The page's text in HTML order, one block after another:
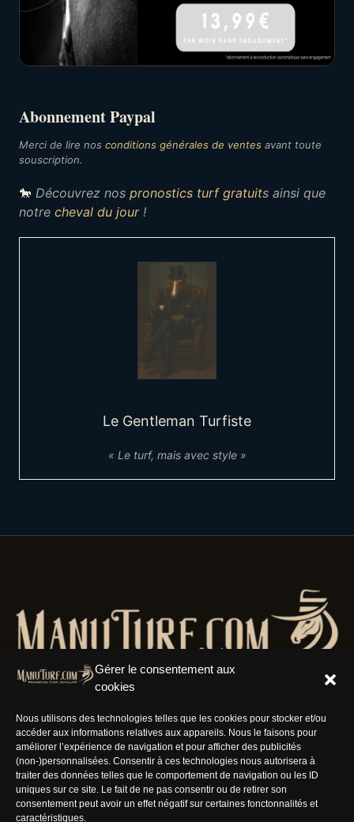
Gérer le consentement aux
cookies
Nous utilisons des technologies telles que les cookies pour stocker et/ou
accéder aux informations relatives aux appareils. Nous le faisons pour
améliorer l’expérience de navigation et pour afficher des publicités
(non-)personnalisées. Consentir à ces technologies nous autorisera à
traiter des données telles que le comportement de navigation ou les ID
uniques sur ce site. Le fait de ne pas consentir ou de retirer son
consentement peut avoir un effet négatif sur certaines fonctonnalités et
caractéristiques.
Abonnement Paypal
Merci de lire nos conditions générales de ventes avant toute
souscription.
🐎 Découvrez nos pronostics turf gratuits ainsi que
notre cheval du jour!
Le Gentleman Turfiste
« Le turf, mais avec style »
Résaux Sociaux